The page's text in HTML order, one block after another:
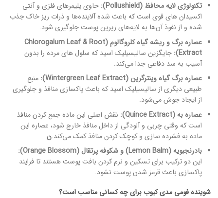
تکنولوژی لایه محافظ (Pollushield):
حاوی پلیمرهای فلزی و آنتی
اکسیدان های قوی است که باعث شده آلاینده‌ها و ذرات ریز خاک جذب
شده و از نفوذ آن‌ها به لایه‌های زیرین پوست جلوگیری شود.
عصاره برگ و ریشه گیاه کلروگالوم (Chlorogalum Leaf & Root
Extract):
جایگزین سالیسیلیک اسید که سلول های مرده را بدون
آسیب به سد دفاعی جدا می‌کند.
عصاره برگ گیاه وینترگرین (Wintergreen Leaf Extract):
منبع
طبیعی دیگری از سالیسیلیک اسید که باعث پاکسازی منافذ و جلوگیری
از ایجاد جوش می‌شود.
عصاره به (Quince Extract):
نقش اصلی این ماده جمع کردن منافذ
است که وقتی چربی و آلودگی از داخل منافذ خارج شود، عصاره این
ماده به فشرده سازی و کوچک کردن منافذ کمک می‌کند.ن
بادرنجبویه (Lemon Balm) و شکوفه پرتقال (Orange Blossom):
این دو ترکیب برای تسکین و نرم کردن بافت پوست هستند تا فرایند
پاکسازی باعث قرمز شدن پوست نشود.
شوینده فومی مدی کیوب برای چه کسانی مناسب است؟